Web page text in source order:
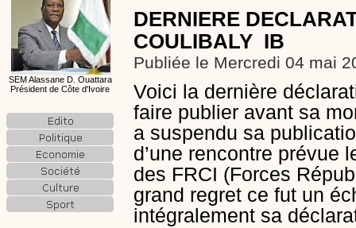
SEM Alassane D. Ouattara
Président de Côte d'Ivoire
DERNIERE
COULIBALY IB
Publiée le Mercredi 04 mai
Voici la dernière
faire publier avant sa
a suspendu sa
d’une rencontre prévue
des FRCI (Forces
grand regret ce fut un
intégralement sa